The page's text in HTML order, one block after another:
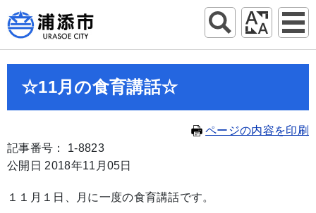
☆11月の食育講話☆
ページの内容を印刷
記事番号： 1-8823
公開日 2018年11月05日
１１月１日、月に一度の食育講話です。